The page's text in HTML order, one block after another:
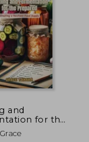
and
for the
Creating a
food supply